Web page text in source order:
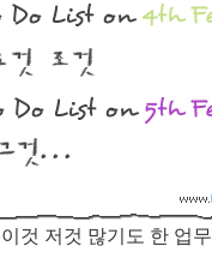
이것 저것 많기도 한 업무